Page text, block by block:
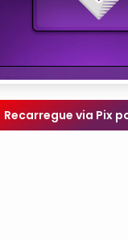
Recarregue via Pix